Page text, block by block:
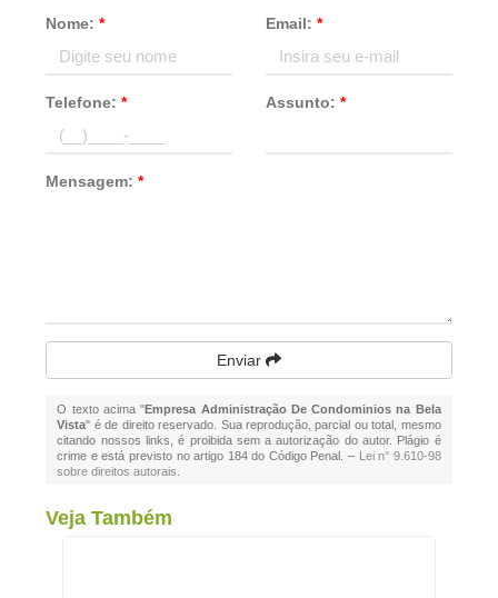
Nome:* Email: *
Telefone:* Assunto: *
Mensagem:*
Enviar
O texto acima "Empresa Administração De Condominios na Bela
Vista" é de direito reservado. Sua reprodução, parcial ou total, mesmo
citando nossos links, é proibida sem a autorização do autor. Plágio é
crime e está previsto no artigo 184 do Código Penal. – Lei n° 9.610-98
sobre direitos autorais
Veja Também